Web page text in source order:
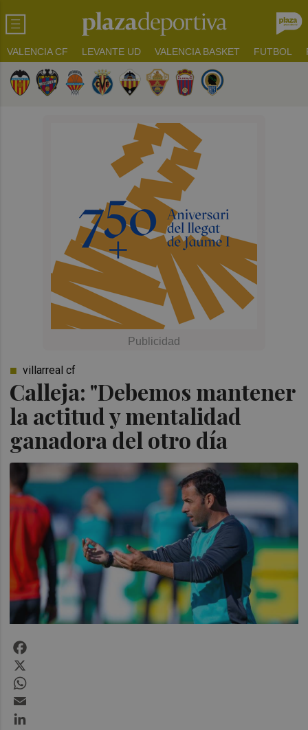
VALENCIA CF LEVANTE UD VALENCIA BASKET FUTBOL
Calleja: "Debemos mantener
la actitud y mentalidad
ganadora del otro día
villarreal cf